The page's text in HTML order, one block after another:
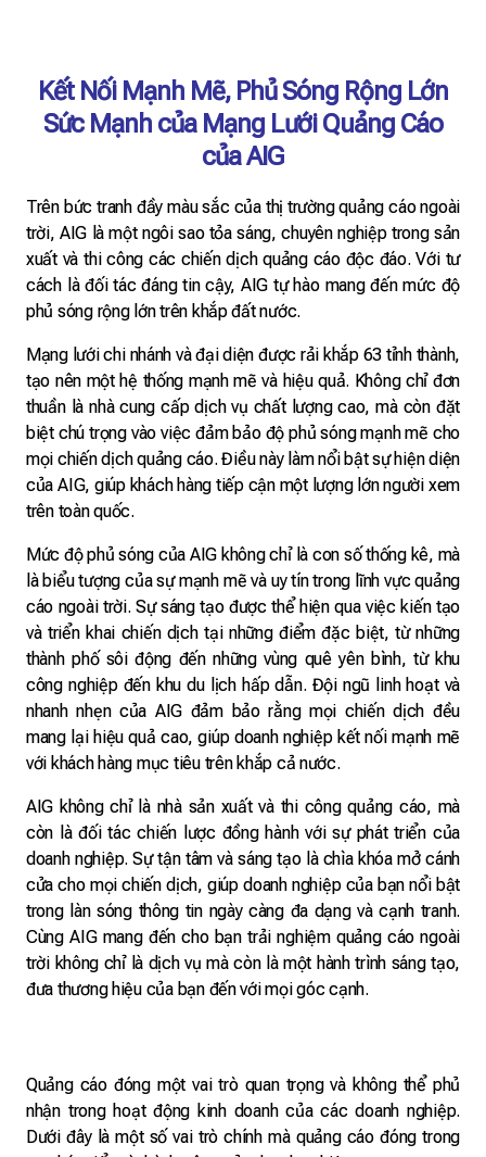
Kết Nối Mạnh Mẽ, Phủ Sóng Rộng Lớn
Sức Mạnh của Mạng Lưới Quảng Cáo
của AIG
Trên bức tranh đầy màu sắc của thị trường quảng cáo ngoài
trời, AIG là một ngôi sao tỏa sáng, chuyên nghiệp trong sản
xuất và thi công các chiến dịch quảng cáo độc đáo. Với tư
cách là đối tác đáng tin cậy, AIG tự hào mang đến mức độ
phủ sóng rộng lớn trên khắp đất nước.
Mạng lưới chi nhánh và đại diện được rải khắp 63 tỉnh thành,
tạo nên một hệ thống mạnh mẽ và hiệu quả. Không chỉ đơn
thuần là nhà cung cấp dịch vụ chất lượng cao, mà còn đặt
biệt chú trọng vào việc đảm bảo độ phủ sóng mạnh mẽ cho
mọi chiến dịch quảng cáo. Điều này làm nổi bật sự hiện diện
của AIG, giúp khách hàng tiếp cận một lượng lớn người xem
trên toàn quốc.
Mức độ phủ sóng của AIG không chỉ là con số thống kê, mà
là biểu tượng của sự mạnh mẽ và uy tín trong lĩnh vực quảng
cáo ngoài trời. Sự sáng tạo được thể hiện qua việc kiến tạo
và triển khai chiến dịch tại những điểm đặc biệt, từ những
thành phố sôi động đến những vùng quê yên bình, từ khu
công nghiệp đến khu du lịch hấp dẫn. Đội ngũ linh hoạt và
nhanh nhẹn của AIG đảm bảo rằng mọi chiến dịch đều
mang lại hiệu quả cao, giúp doanh nghiệp kết nối mạnh mẽ
với khách hàng mục tiêu trên khắp cả nước.
AIG không chỉ là nhà sản xuất và thi công quảng cáo, mà
còn là đối tác chiến lược đồng hành với sự phát triển của
doanh nghiệp. Sự tận tâm và sáng tạo là chìa khóa mở cánh
cửa cho mọi chiến dịch, giúp doanh nghiệp của bạn nổi bật
trong làn sóng thông tin ngày càng đa dạng và cạnh tranh.
Cùng AIG mang đến cho bạn trải nghiệm quảng cáo ngoài
trời không chỉ là dịch vụ mà còn là một hành trình sáng tạo,
đưa thương hiệu của bạn đến với mọi góc cạnh.
Quảng cáo đóng một vai trò quan trọng và không thể phủ
nhận trong hoạt động kinh doanh của các doanh nghiệp.
Dưới đây là một số vai trò chính mà quảng cáo đóng trong